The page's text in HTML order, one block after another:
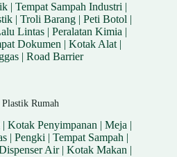
| Tempat Sampah Industri |
|Troli Barang |Peti Botol |
Lintas| Peralatan Kimia |
Dokumen | Kotak Alat|
|Road Barrier
Rumah
|Kotak Penyimpanan |Meja |
|Pengki |Tempat Sampah |
Air|Kotak Makan |